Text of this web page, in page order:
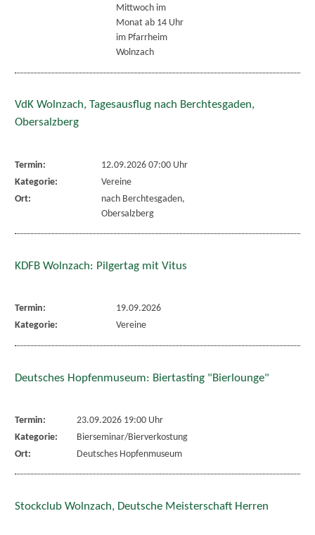
Mittwoch im
Monat ab 14 Uhr
im Pfarrheim
Wolnzach
VdK Wolnzach, Tagesausflug nach Berchtesgaden,
Obersalzberg
Termin:
12.09.2026 07:00 Uhr
Kategorie:
Vereine
Ort:
nach Berchtesgaden,
Obersalzberg
KDFB Wolnzach: Pilgertag mit Vitus
Termin:
19.09.2026
Kategorie:
Vereine
Deutsches Hopfenmuseum: Biertasting "Bierlounge"
Termin:
23.09.2026 19:00 Uhr
Kategorie:
Bierseminar/Bierverkostung
Ort:
Deutsches Hopfenmuseum
Stockclub Wolnzach, Deutsche Meisterschaft Herren